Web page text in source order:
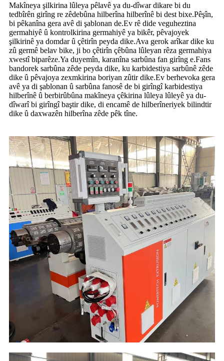
Makîneya şilkirina lûleya pêlavê ya du-dîwar dikare bi du
tedbîrên girîng re zêdebûna hilberîna hilberînê bi dest bixe.Pêşîn,
bi pêkanîna gera avê di şablonan de.Ev rê dide veguheztina
germahiyê û kontrolkirina germahiyê ya bikêr, pêvajoyek
şilkirinê ya domdar û çêtirîn peyda dike.Ava gerok arîkar dike ku
zû germê belav bike, ji bo çêtirîn çêbûna lûleyan rêza germahiya
xwestî biparêze.Ya duyemîn, karanîna sarbûna fan girîng e.Fans
bandorek sarbûna zêde peyda dike, ku karbidestiya sarbûnê zêde
dike û pêvajoya zexmkirina boriyan zûtir dike.Ev berhevoka gera
avê ya di şablonan û sarbûna fanosê de bi girîngî karbidestiya
hilberînê û berbirûbûna makîneya çêkirina lûleya lûleyê ya du-
dîwarî bi girîngî baştir dike, di encamê de hilberîneriyek bilindtir
dike û daxwazên hilberîna zêde pêk tîne.